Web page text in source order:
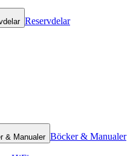
Reservdelar
& Manualer Böcker & Manualer